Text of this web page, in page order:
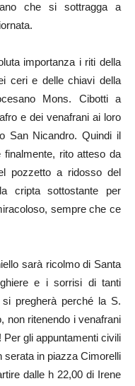
che si sottragga a
importanza i riti della
ceri e delle chiavi della
Mons. Cibotti a
e dei venafrani ai loro
San Nicandro. Quindi il
rito atteso da
pozzetto a ridosso del
cripta sottostante per
sempre che ce
sarà ricolmo di Santa
e i sorrisi di tanti
pregherà perché la S.
non ritenendo i venafrani
gli appuntamenti civili
serata in piazza Cimorelli
dalle h 22,00 di Irene